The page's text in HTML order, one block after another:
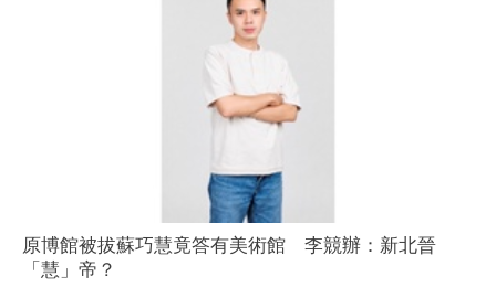
原博館被拔蘇巧慧竟答有美術館 李競辦：新北晉
「慧」帝？